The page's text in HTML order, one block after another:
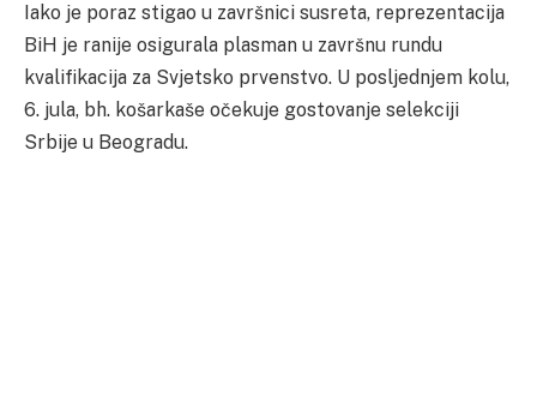
Iako je poraz stigao u završnici susreta, reprezentacija
BiH je ranije osigurala plasman u završnu rundu
kvalifikacija za Svjetsko prvenstvo. U posljednjem kolu,
6. jula, bh. košarkaše očekuje gostovanje selekciji
Srbije u Beogradu.